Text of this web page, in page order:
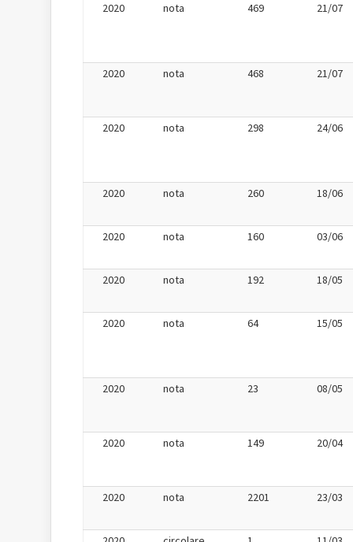
2020 nota 469 21/07
2020 nota 468 21/07
2020 nota 298 24/06
2020 nota 260 18/06
2020 nota 160 03/06
2020 nota 192 18/05
2020 nota 64 15/05
2020 nota 23 08/05
2020 nota 149 20/04
2020 nota 2201 23/03